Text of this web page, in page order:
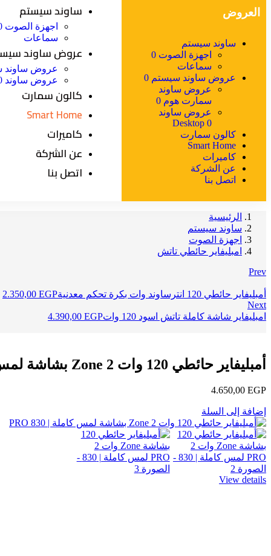
العروض
ساوند سيستم
اجهزة الصوت 0
سماعات
عروض ساوند سيستم 0
عروض ساوند
سمارت هوم 0
عروض ساوند
Desktop 0
كالون سمارت
Smart Home
كاميرات
عن الشركة
اتصل بنا
ساوند سيستم
اجهزة الصوت 0
سماعات
عروض ساوند
عروض ساوند
عروض ساوند Desktop 0
كالون سمارت
Smart Home
كاميرات
عن الشركة
اتصل بنا
الرئيسية
ساوند سيستم
اجهزة الصوت
امبليفاير حائطي تاتش
Prev
أمبليفاير حائطي 120 انترساوند وات بكرة تحكم معدنية 2.350,00 EGP
Next
امبليفاير شاشة كاملة تاتش اسود 120 وات
4.390,00 EGP
أمبليفاير حائطي 120 وات 2 Zone بشاشة لمس كاملة | 830 PRO
4.650,00 EGP
إضافة إلى السلة
View details